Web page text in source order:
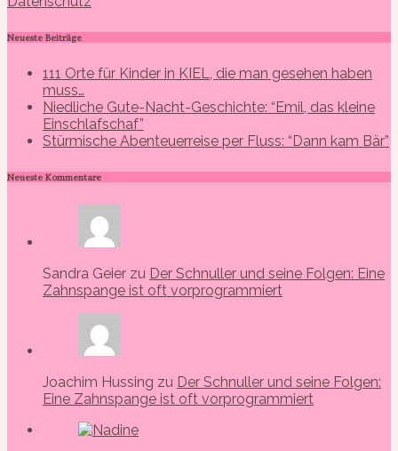
Neueste Beiträge
111 Orte für Kinder in KIEL, die man gesehen haben
muss…
Niedliche Gute-Nacht-Geschichte: “Emil, das kleine
Einschlafschaf”
Stürmische Abenteuerreise per Fluss: “Dann kam Bär”
Neueste Kommentare
Sandra Geier zu Der Schnuller und seine Folgen: Eine
Zahnspange ist oft vorprogrammiert
Joachim Hussing zu Der Schnuller und seine Folgen:
Eine Zahnspange ist oft vorprogrammiert